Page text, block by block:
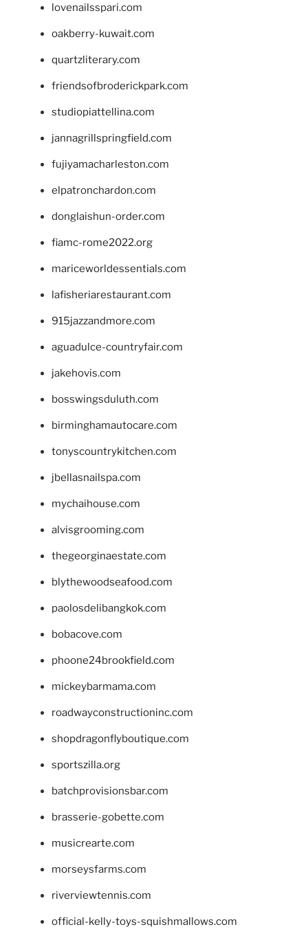
lovenailsspari.com
oakberry-kuwait.com
quartzliterary.com
friendsofbroderickpark.com
studiopiattellina.com
jannagrillspringfield.com
fujiyamacharleston.com
elpatronchardon.com
donglaishun-order.com
fiamc-rome2022.org
mariceworldessentials.com
lafisheriarestaurant.com
915jazzandmore.com
aguadulce-countryfair.com
jakehovis.com
bosswingsduluth.com
birminghamautocare.com
tonyscountrykitchen.com
jbellasnailspa.com
mychaihouse.com
alvisgrooming.com
thegeorginaestate.com
blythewoodseafood.com
paolosdelibangkok.com
bobacove.com
phoone24brookfield.com
mickeybarmama.com
roadwayconstructioninc.com
shopdragonflyboutique.com
sportszilla.org
batchprovisionsbar.com
brasserie-gobette.com
musicrearte.com
morseysfarms.com
riverviewtennis.com
official-kelly-toys-squishmallows.com